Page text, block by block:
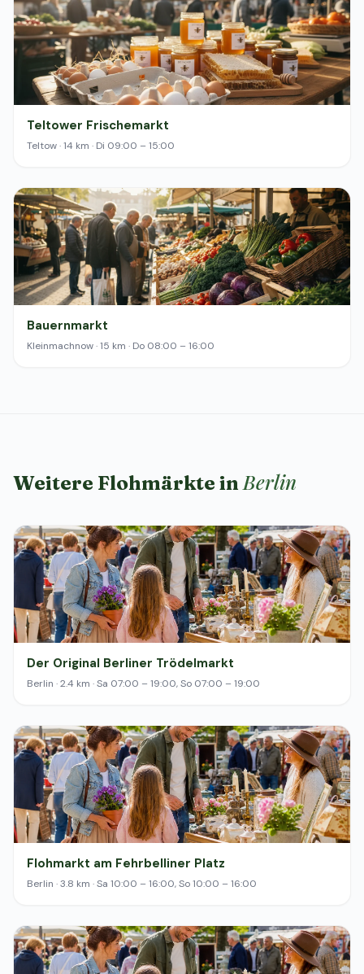
Teltower Frischemarkt
Teltow · 14 km · Di 09:00 – 15:00
Bauernmarkt
Kleinmachnow · 15 km · Do 08:00 – 16:00
Weitere Flohmärkte inBerlin
Der Original Berliner Trödelmarkt
Berlin · 2.4 km · Sa 07:00 – 19:00, So 07:00 – 19:00
Flohmarkt am Fehrbelliner Platz
Berlin · 3.8 km · Sa 10:00 – 16:00, So 10:00 – 16:00